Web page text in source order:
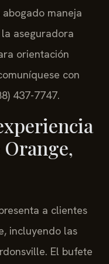
maneja
aseguradora
orientación
con
437-7747.
a clientes
incluyendo las
El bufete